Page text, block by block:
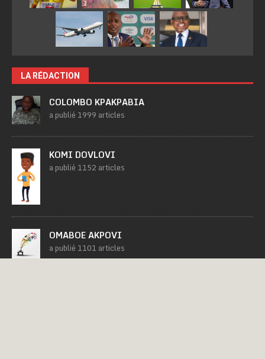
LA RÉDACTION
COLOMBO KPAKPABIA
a publié 1999 articles
KOMI DOVLOVI
a publié 1152 articles
OMABOE AKPOVI
a publié 1101 articles